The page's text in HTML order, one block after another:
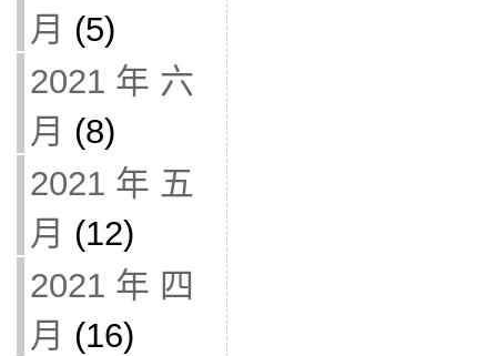
月 (5)
2021 年 六
月 (8)
2021 年 五
月 (12)
2021 年 四
月 (16)